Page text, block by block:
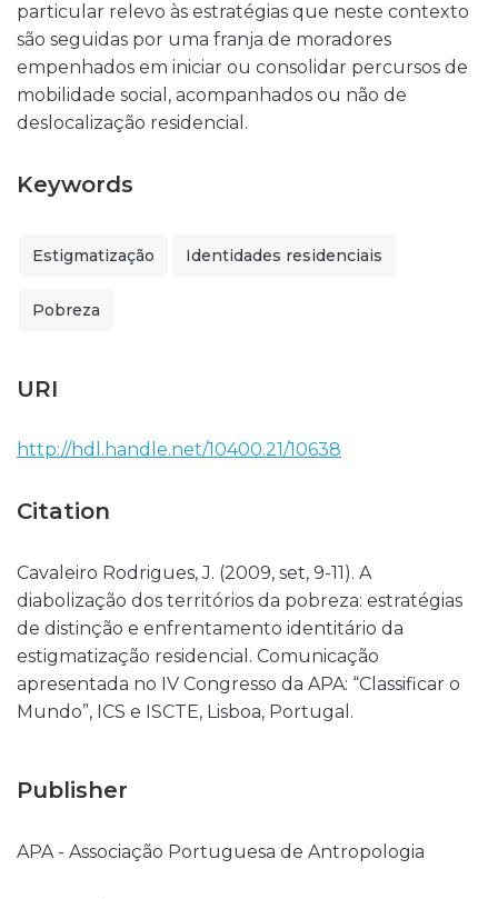
particular relevo às estratégias que neste contexto
são seguidas por uma franja de moradores
empenhados em iniciar ou consolidar percursos de
mobilidade social, acompanhados ou não de
deslocalização residencial.
Keywords
Estigmatização Identidades residenciais
Pobreza
URI
http://hdl.handle.net/10400.21/10638
Citation
Cavaleiro Rodrigues, J. (2009, set, 9-11). A
diabolização dos territórios da pobreza: estratégias
de distinção e enfrentamento identitário da
estigmatização residencial. Comunicação
apresentada no IV Congresso da APA: “Classificar o
Mundo”, ICS e ISCTE, Lisboa, Portugal.
Publisher
APA - Associação Portuguesa de Antropologia